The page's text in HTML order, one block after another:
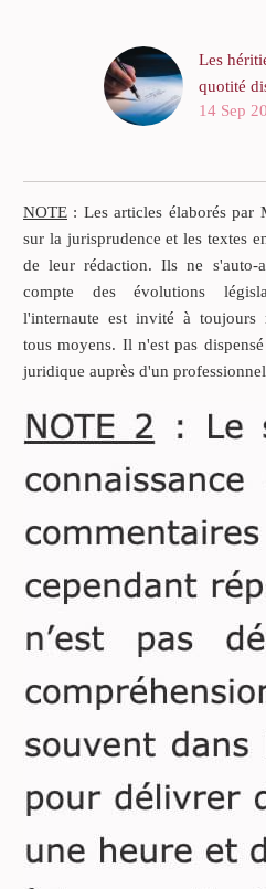
Les
quotité
non
Les
sont les
qui
d’une
dont le
jamais
14 Sep
NOTE : Les articles élaborés par
sur la jurisprudence et les textes
de leur rédaction. Ils ne s'auto-
compte des évolutions
l'internaute est invité à toujours
tous moyens. Il n'est pas
juridique auprès d'un